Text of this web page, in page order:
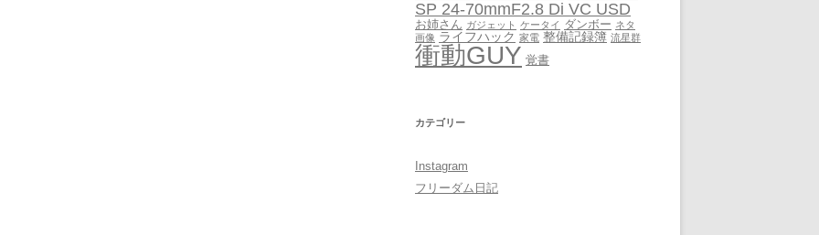
SP 24-70mmF2.8 Di VC USD
お姉さん ガジェット ケータイ ダンボー ネタ
画像 ライフハック 家電 整備記録簿 流星群
衝動GUY 覚書
カテゴリー
Instagram
フリーダム日記